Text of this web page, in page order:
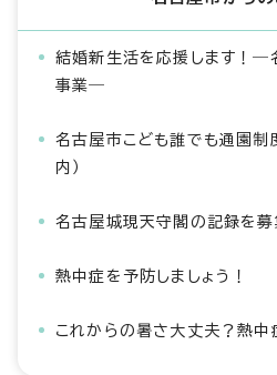
結婚新生活を応援します！―
事業―
名古屋市こども誰でも通園制
内）
名古屋城現天守閣の記録を募
熱中症を予防しましょう！
これからの暑さ大丈夫？熱中